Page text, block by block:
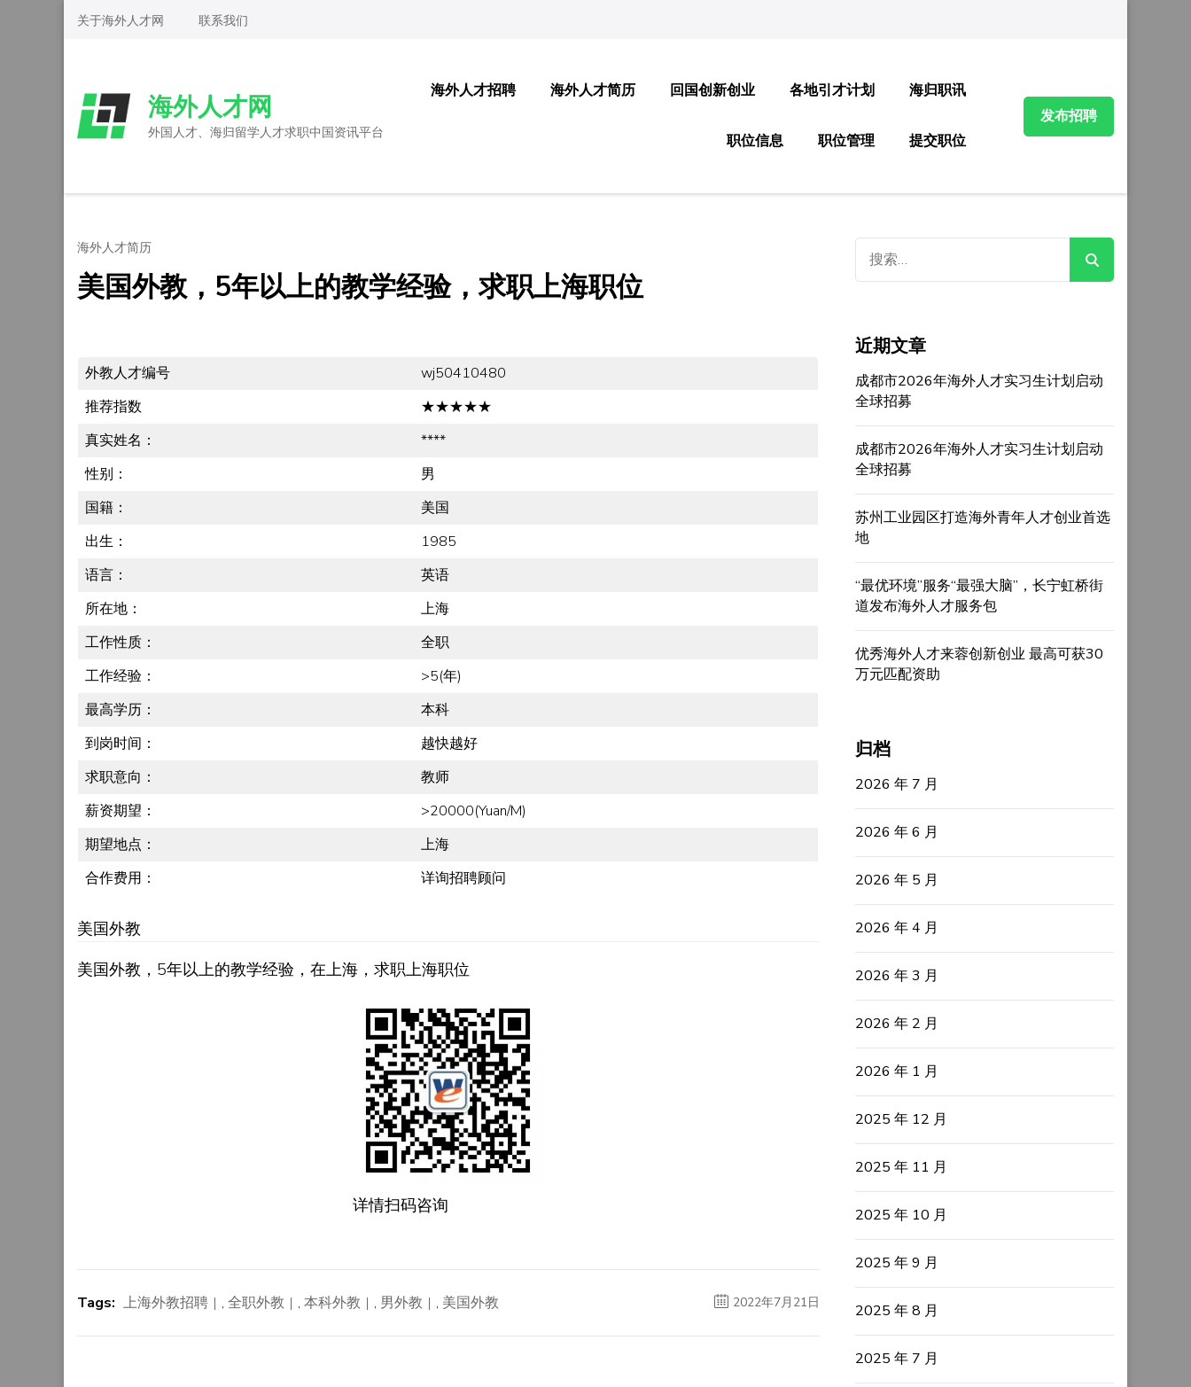
Skip
Enter)
关于海外人才网 联系我们
海外人才网
外国人才、海归留学人才求职中国资讯平台
海外人才招聘 海外人才简历 回国创新创业 各地引才计划 海归职讯
职位信息 职位管理 提交职位
发布招聘
海外人才简历
美国外教，5年以上的教学经验，求职上海职位
外教人才编号
wj50410480
推荐指数
★★★★★
真实姓名：
****
性别：
男
国籍：
美国
出生：
1985
语言：
英语
所在地：
上海
工作性质：
全职
工作经验：
>5(年)
最高学历：
本科
到岗时间：
越快越好
求职意向：
教师
薪资期望：
>20000(Yuan/M)
期望地点：
上海
合作费用：
详询招聘顾问
美国外教
美国外教，5年以上的教学经验，在上海，求职上海职位
详情扫码咨询
Tags: 上海外教招聘 , 全职外教 , 本科外教 , 男外教 , 美国外教 2022年7月21日
索：
近期文章
成都市2026年海外人才实习生计划启动
全球招募
成都市2026年海外人才实习生计划启动
全球招募
苏州工业园区打造海外青年人才创业首选
地
“最优环境”服务“最强大脑”，长宁虹桥街
道发布海外人才服务包
优秀海外人才来蓉创新创业 最高可获30
万元匹配资助
归档
2026 年 7 月
2026 年 6 月
2026 年 5 月
2026 年 4 月
2026 年 3 月
2026 年 2 月
2026 年 1 月
2025 年 12 月
2025 年 11 月
2025 年 10 月
2025 年 9 月
2025 年 8 月
2025 年 7 月